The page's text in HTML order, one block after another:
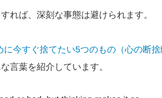
れば、深刻な事態は避けられます。
今すぐ捨てたい5つのもの（心の断捨
言葉を紹介しています。